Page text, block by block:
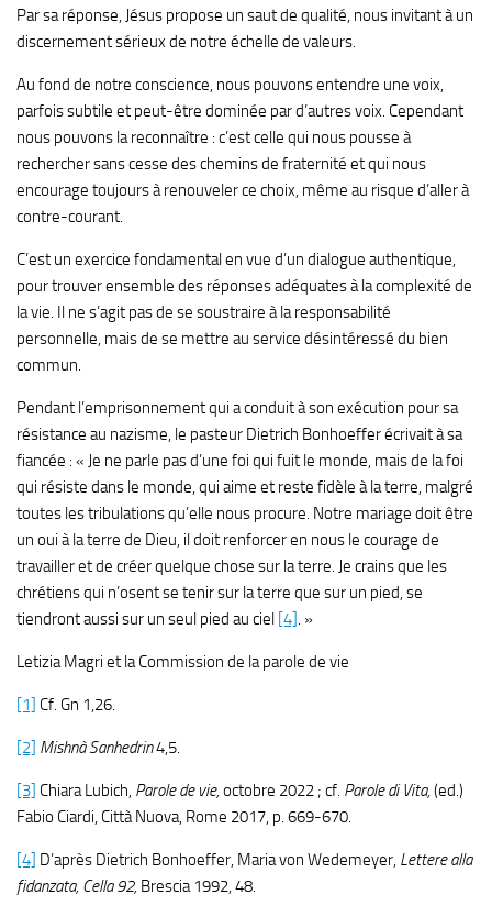
Par sa réponse, Jésus propose un saut de qualité, nous invitant à un
discernement sérieux de notre échelle de valeurs.
Au fond de notre conscience, nous pouvons entendre une voix,
parfois subtile et peut-être dominée par d’autres voix. Cependant
nous pouvons la reconnaître : c’est celle qui nous pousse à
rechercher sans cesse des chemins de fraternité et qui nous
encourage toujours à renouveler ce choix, même au risque d’aller à
contre-courant.
C’est un exercice fondamental en vue d’un dialogue authentique,
pour trouver ensemble des réponses adéquates à la complexité de
la vie. Il ne s’agit pas de se soustraire à la responsabilité
personnelle, mais de se mettre au service désintéressé du bien
commun.
Pendant l’emprisonnement qui a conduit à son exécution pour sa
résistance au nazisme, le pasteur Dietrich Bonhoeffer écrivait à sa
fiancée : « Je ne parle pas d’une foi qui fuit le monde, mais de la foi
qui résiste dans le monde, qui aime et reste fidèle à la terre, malgré
toutes les tribulations qu’elle nous procure. Notre mariage doit être
un oui à la terre de Dieu, il doit renforcer en nous le courage de
travailler et de créer quelque chose sur la terre. Je crains que les
chrétiens qui n’osent se tenir sur la terre que sur un pied, se
tiendront aussi sur un seul pied au ciel [4]. »
Letizia Magri et la Commission de la parole de vie
[1] Cf. Gn 1,26.
[2] Mishnà Sanhedrin4,5.
[3] Chiara Lubich, Parole de vie,octobre 2022 ; cf. Parole di Vita,(ed.)
Fabio Ciardi, Città Nuova, Rome 2017, p. 669-670.
[4] D’après Dietrich Bonhoeffer, Maria von Wedemeyer, Lettere alla
fidanzata, Cella 92, Brescia 1992, 48.